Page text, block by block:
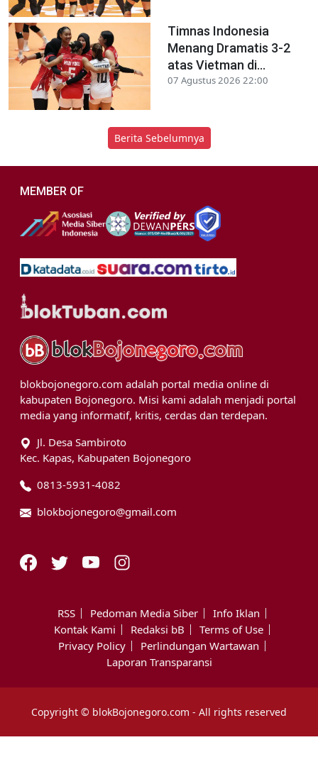
Timnas Indonesia
Menang Dramatis 3-2
atas Vietman di...
07 Agustus 2026 22:00
Berita Sebelumnya
MEMBER OF
blokbojonegoro.com adalah portal media online di
kabupaten Bojonegoro. Misi kami adalah menjadi portal
media yang informatif, kritis, cerdas dan terdepan.
Jl. Desa Sambiroto
Kec. Kapas, Kabupaten Bojonegoro
0813-5931-4082
blokbojonegoro@gmail.com
RSS Pedoman Media Siber
Info Iklan
Kontak Kami
Redaksi bB
Terms of Use
Privacy Policy
Perlindungan Wartawan
Laporan Transparansi
Copyright © blokBojonegoro.com - All rights reserved